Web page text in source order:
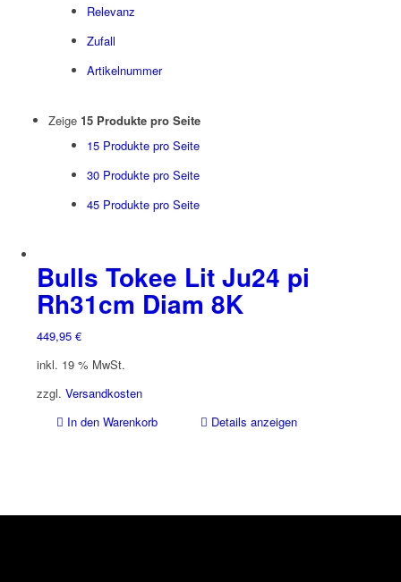
Relevanz
Zufall
Artikelnummer
Zeige 15 Produkte pro Seite
15 Produkte pro Seite
30 Produkte pro Seite
45 Produkte pro Seite
Bulls Tokee Lit Ju24 pi
Rh31cm Diam 8K
449,95 €
inkl. 19 % MwSt.
zzgl. Versandkosten
In den Warenkorb
Details anzeigen